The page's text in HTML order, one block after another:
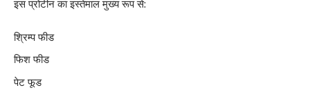
इस प्रोटीन का इस्तेमाल मुख्य रूप से:
श्रिम्प फीड
फिश फीड
पेट फूड